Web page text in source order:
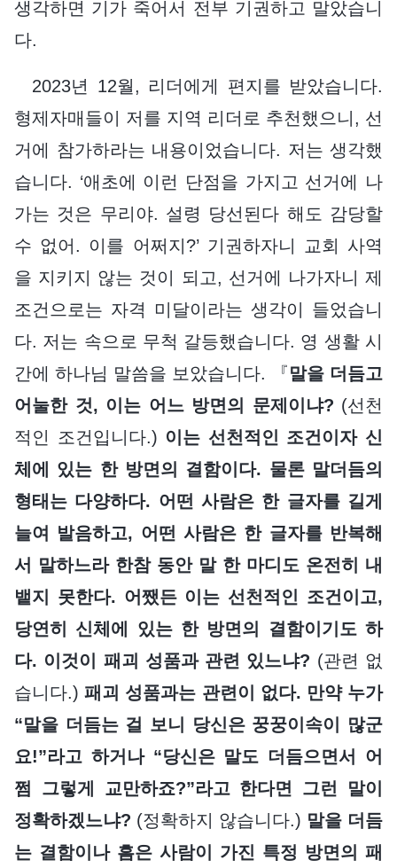
생각하면 기가 죽어서 전부 기권하고 말았습니
다.
2023년 12월, 리더에게 편지를 받았습니다.
형제자매들이 저를 지역 리더로 추천했으니, 선
거에 참가하라는 내용이었습니다. 저는 생각했
습니다. ‘애초에 이런 단점을 가지고 선거에 나
가는 것은 무리야. 설령 당선된다 해도 감당할
수 없어. 이를 어쩌지?’ 기권하자니 교회 사역
을 지키지 않는 것이 되고, 선거에 나가자니 제
조건으로는 자격 미달이라는 생각이 들었습니
다. 저는 속으로 무척 갈등했습니다. 영 생활 시
간에 하나님 말씀을 보았습니다. 『말을 더듬고
어눌한 것, 이는 어느 방면의 문제이냐? (선천
적인 조건입니다.) 이는 선천적인 조건이자 신
체에 있는 한 방면의 결함이다. 물론 말더듬의
형태는 다양하다. 어떤 사람은 한 글자를 길게
늘여 발음하고, 어떤 사람은 한 글자를 반복해
서 말하느라 한참 동안 말 한 마디도 온전히 내
뱉지 못한다. 어쨌든 이는 선천적인 조건이고,
당연히 신체에 있는 한 방면의 결함이기도 하
다. 이것이 패괴 성품과 관련 있느냐? (관련 없
습니다.)패괴 성품과는 관련이 없다. 만약 누가
“말을 더듬는 걸 보니 당신은 꿍꿍이속이 많군
요!”라고 하거나 “당신은 말도 더듬으면서 어
쩜 그렇게 교만하죠?”라고 한다면 그런 말이
정확하겠느냐? (정확하지 않습니다.) 말을 더듬
는 결함이나 흠은 사람이 가진 특정 방면의 패